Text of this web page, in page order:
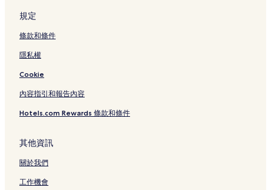
規定
條款和條件
隱私權
Cookie
內容指引和報告內容
Hotels.com Rewards 條款和條件
其他資訊
關於我們
工作機會